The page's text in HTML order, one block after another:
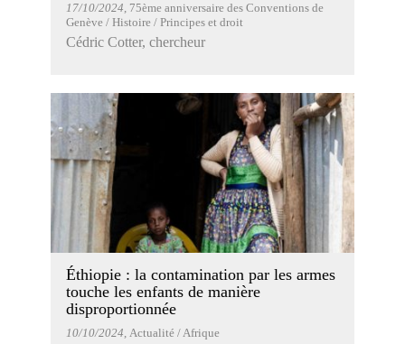
17/10/2024, 75ème anniversaire des Conventions de
Genève / Histoire / Principes et droit
Cédric Cotter, chercheur
Éthiopie : la contamination par les armes
touche les enfants de manière
disproportionnée
10/10/2024, Actualité / Afrique